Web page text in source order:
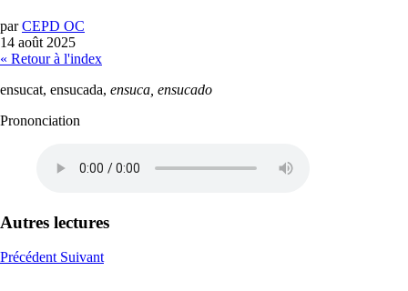
parCEPD OC
14 août 2025
« Retour à l'index
ensucat, ensucada, ensuca, ensucado
Prononciation
Autres lectures
Précédent Suivant